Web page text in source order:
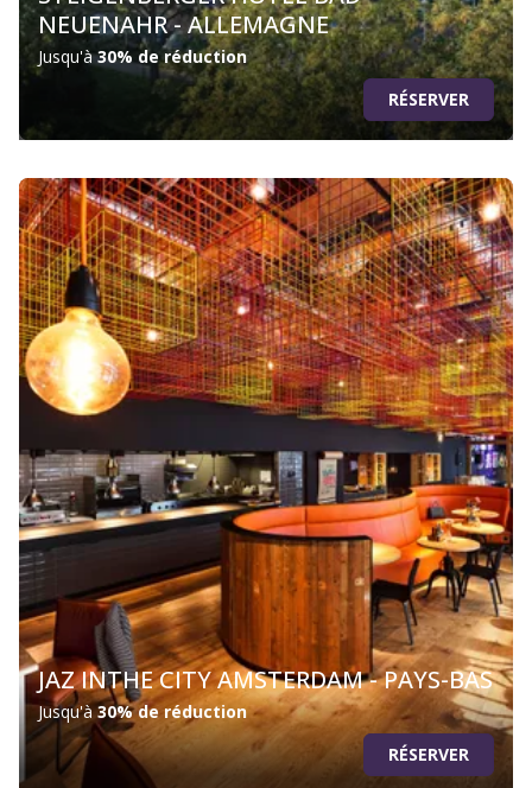
NEUENAHR - ALLEMAGNE
Jusqu'à30% de réduction
RÉSERVER
JAZ INTHE CITY AMSTERDAM - PAYS-BAS
Jusqu'à30% de réduction
RÉSERVER